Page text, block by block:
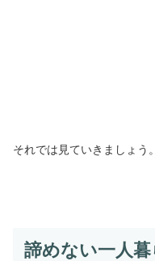
それでは見ていきましょう。
諦めない一人